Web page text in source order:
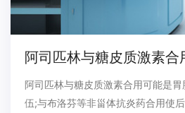
阿司匹林与糖皮质激素合用可能是
伍;与布洛芬等非甾体抗炎药合用使